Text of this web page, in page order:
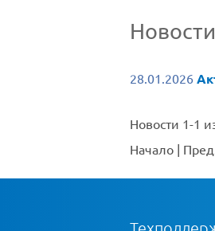
28.01.2026
Новости 1-1
Начало |